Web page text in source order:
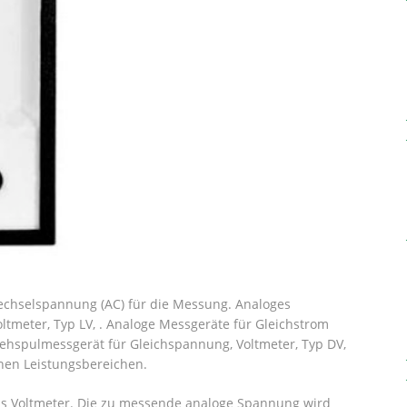
(AC) für die Messung. Analoges
Typ LV, . Analoge Messgeräte für Gleichstrom
für Gleichspannung, Voltmeter, Typ DV,
Leistungsbereichen.
Voltmeter. Die zu messende analoge Spannung wird